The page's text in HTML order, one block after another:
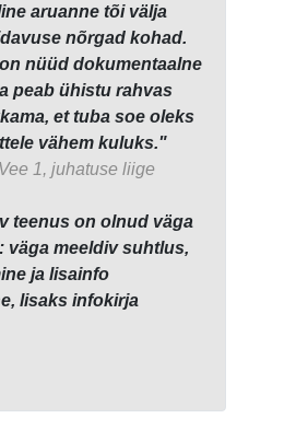
aruanne tõi välja
nõrgad kohad.
nüüd dokumentaalne
peab ühistu rahvas
et tuba soe oleks
vähem kuluks."
1, juhatuse liige
teenus on olnud väga
väga meeldiv suhtlus,
ja lisainfo
lisaks infokirja